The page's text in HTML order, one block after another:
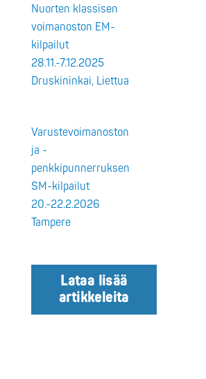
Nuorten klassisen
voimanoston EM-
kilpailut
28.11.-7.12.2025
Druskininkai, Liettua
Varustevoimanoston
ja -
penkkipunnerruksen
SM-kilpailut
20.-22.2.2026
Tampere
Lataa lisää
artikkeleita